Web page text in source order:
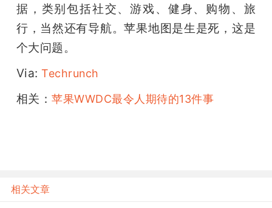
据，类别包括社交、游戏、健身、购物、旅
行，当然还有导航。苹果地图是生是死，这是
个大问题。
Via: Techrunch
相关：苹果WWDC最令人期待的13件事
相关文章